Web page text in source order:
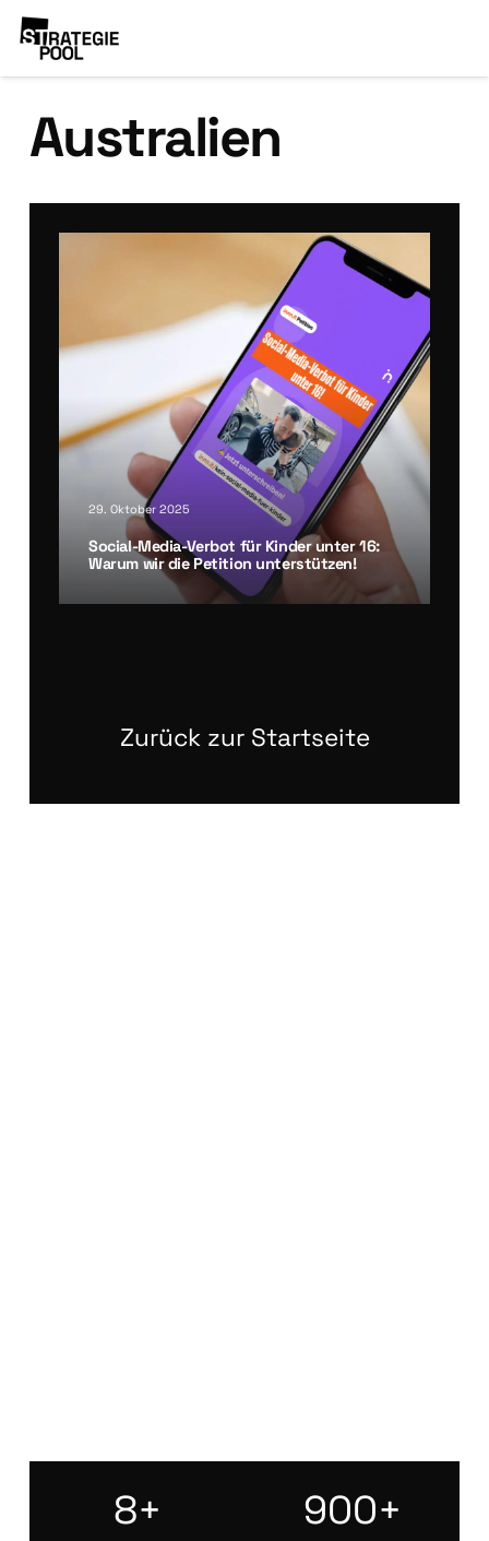
Australien
29. Oktober 2025
Social-Media-Ver­bot für Kin­der unter 16:
War­um wir die Peti­ti­on unter­stüt­zen!
Zurück zur Startseite
8+ 900+